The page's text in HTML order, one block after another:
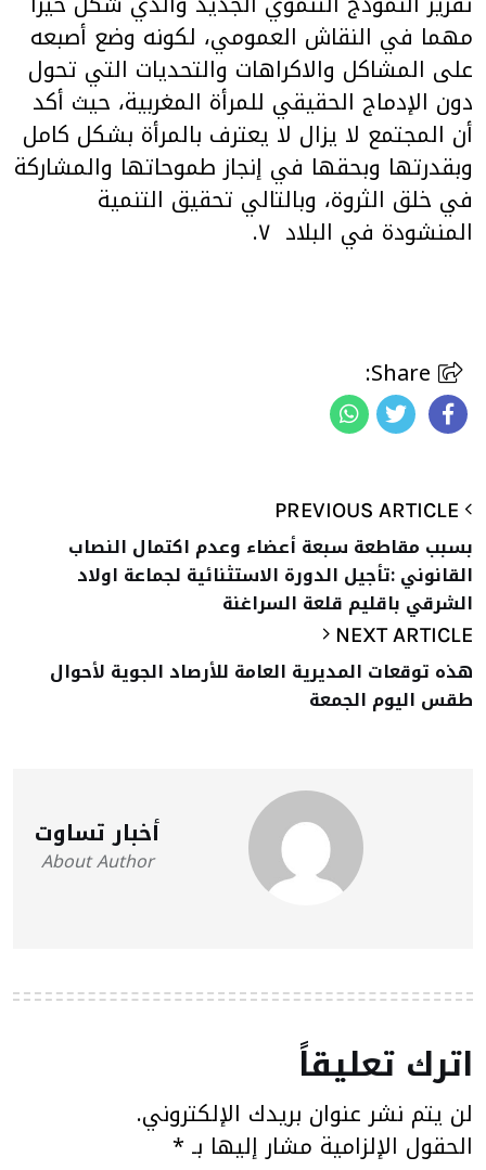
مهما في النقاش العمومي، لكونه وضع أصبعه
على المشاكل والاكراهات والتحديات التي تحول
دون الإدماج الحقيقي للمرأة المغربية، حيث أكد
أن المجتمع لا يزال لا يعترف بالمرأة بشكل كامل
وبقدرتها وبحقها في إنجاز طموحاتها والمشاركة
في خلق الثروة، وبالتالي تحقيق التنمية
المنشودة في البلاد ٧.
بسبب مقاطعة سبعة أعضاء وعدم اكتمال النصاب
القانوني :تأجيل الدورة الاستثنائية لجماعة اولاد
الشرقي باقليم قلعة السراغنة
NEXT ARTICLE
هذه توقعات المديرية العامة للأرصاد الجوية لأحوال
طقس اليوم الجمعة
أخبار تساوت
About Author
اترك تعليقاً
لن يتم نشر عنوان بريدك الإلكتروني.
الحقول الإلزامية مشار إليها بـ *